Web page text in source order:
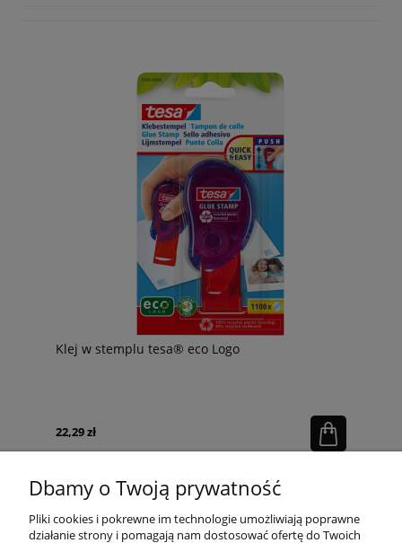
Klej w stemplu tesa® eco Logo
22,29 zł
Dbamy o Twoją prywatność
Pliki cookies i pokrewne im technologie umożliwiają poprawne
działanie strony i pomagają nam dostosować ofertę do Twoich